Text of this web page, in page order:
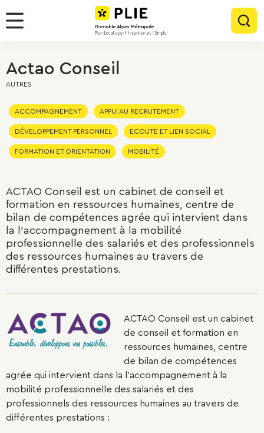
Panneau de gestion des cookies
Menu
Actao Conseil
AUTRES
ACCOMPAGNEMENT APPUI AU RECRUTEMENT
DÉVELOPPEMENT PERSONNEL ECOUTE ET LIEN SOCIAL
FORMATION ET ORIENTATION MOBILITÉ
ACTAO Conseil est un cabinet de conseil et
formation en ressources humaines, centre de
bilan de compétences agrée qui intervient dans
la l’accompagnement à la mobilité
professionnelle des salariés et des professionnels
des ressources humaines au travers de
différentes prestations.
ACTAO Conseil est un cabinet
de conseil et formation en
ressources humaines, centre
de bilan de compétences
agrée qui intervient dans la l’accompagnement à la
mobilité professionnelle des salariés et des
professionnels des ressources humaines au travers de
différentes prestations :